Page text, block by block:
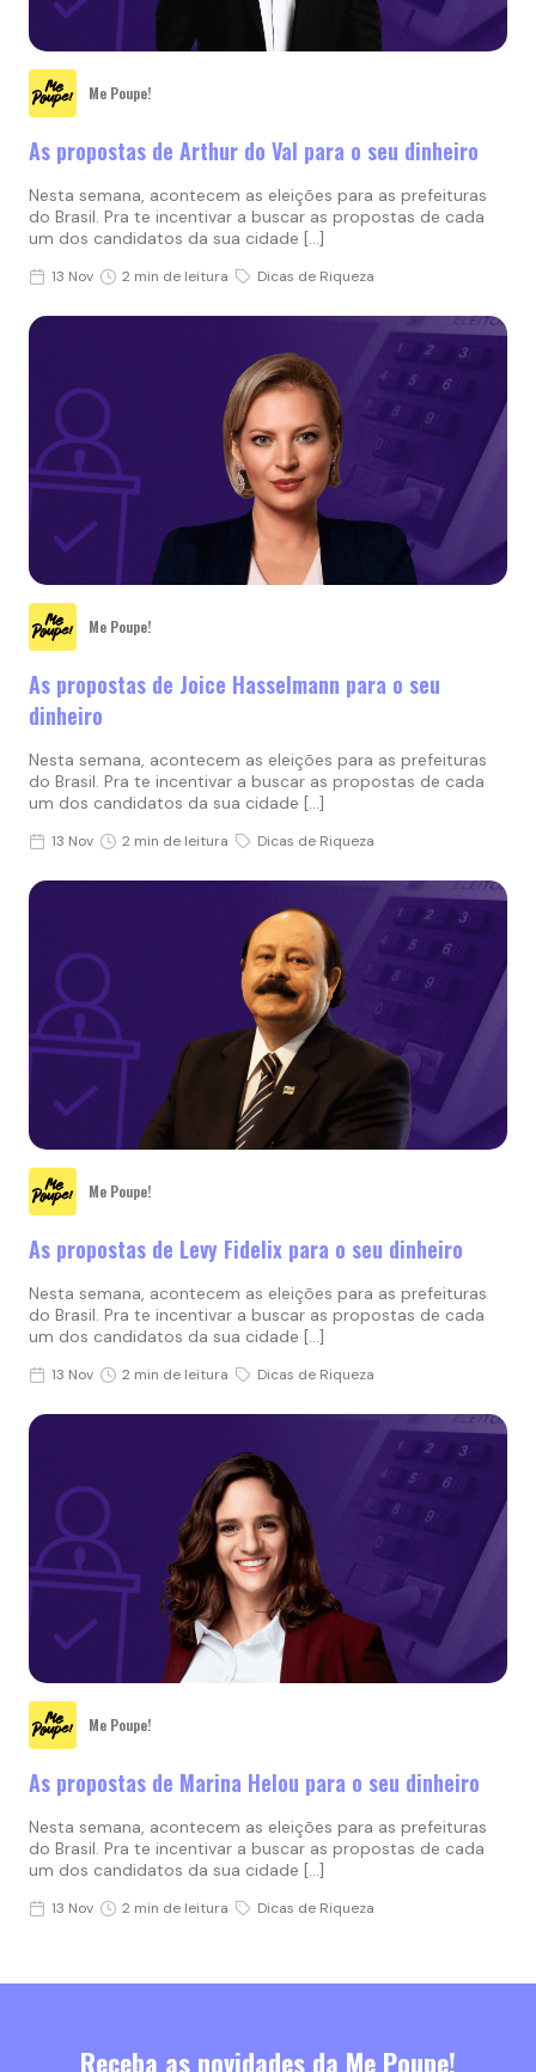
Me Poupe!
As propostas de Arthur do Val para o seu dinheiro
Nesta semana, acontecem as eleições para as prefeituras
do Brasil. Pra te incentivar a buscar as propostas de cada
um dos candidatos da sua cidade […]
13 Nov 2 min de leitura Dicas de Riqueza
Me Poupe!
As propostas de Joice Hasselmann para o seu
dinheiro
Nesta semana, acontecem as eleições para as prefeituras
do Brasil. Pra te incentivar a buscar as propostas de cada
um dos candidatos da sua cidade […]
13 Nov 2 min de leitura Dicas de Riqueza
Me Poupe!
As propostas de Levy Fidelix para o seu dinheiro
Nesta semana, acontecem as eleições para as prefeituras
do Brasil. Pra te incentivar a buscar as propostas de cada
um dos candidatos da sua cidade […]
13 Nov 2 min de leitura Dicas de Riqueza
Me Poupe!
As propostas de Marina Helou para o seu dinheiro
Nesta semana, acontecem as eleições para as prefeituras
do Brasil. Pra te incentivar a buscar as propostas de cada
um dos candidatos da sua cidade […]
13 Nov 2 min de leitura Dicas de Riqueza
Receba as novidades da Me Poupe!